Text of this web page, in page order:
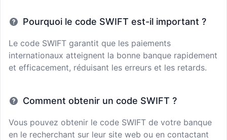
Pourquoi le code SWIFT est-il important ?
Le code SWIFT garantit que les paiements
internationaux atteignent la bonne banque rapidement
et efficacement, réduisant les erreurs et les retards.
Comment obtenir un code SWIFT ?
Vous pouvez obtenir le code SWIFT de votre banque
en le recherchant sur leur site web ou en contactant